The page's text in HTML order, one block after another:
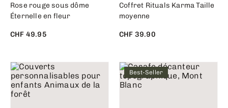
Rose rouge sous dôme
Éternelle en fleur
CHF 49.95
Coffret Rituals Karma Taille
moyenne
CHF 39.90
Best-Seller